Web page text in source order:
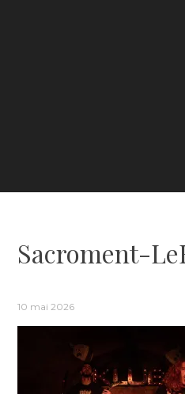
Sacroment-
10 mai 2026